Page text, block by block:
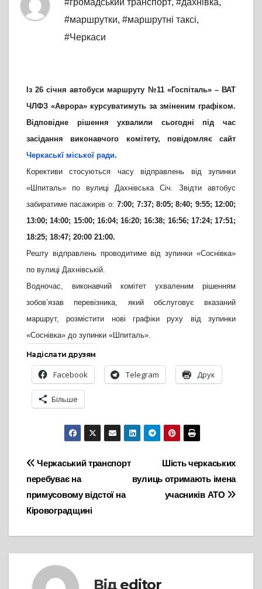
#громадський транспорт, #дахнівка,
#маршрутки, #маршрутні таксі,
#Черкаси
Із 26 січня автобуси маршруту №11 «Госпіталь» – ВАТ
ЧЛФЗ «Аврора» курсуватимуть за зміненим графіком.
Відповідне рішення ухвалили сьогодні під час
засідання виконавчого комітету, повідомляє сайт
Черкаськї міської ради.
Корективи стосуються часу відправлень від зупинки
«Шпиталь» по вулиці Дахнівська Січ. Звідти автобус
забиратиме пасажирів о:7:00; 7:37; 8:05; 8:40; 9:55; 12:00;
13:00; 14:00; 15:00; 16:04; 16:20; 16:38; 16:56; 17:24; 17:51;
18:25; 18:47; 20:00 21:00.
Решту відправлень проводитиме від зупинки «Соснівка»
по вулиці Дахнівській.
Водночас, виконавчий комітет ухваленим рішенням
зобов’язав перевізника, який обслуговує вказаний
маршрут, розмістити нові графіки руху від зупинки
«Соснівка» до зупинки «Шпиталь».
Надіслати друзям
Facebook Telegram Друк
Більше
Навігація
записів
Шість черкаських
вулиць отримають імена
учасників АТО
Черкаський транспорт
перебуває на
примусовому відстої на
Кіровоградщині
Від editor